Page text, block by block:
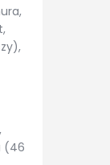
(46